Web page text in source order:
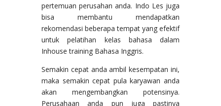
pertemuan perusahan anda. Indo Les juga
bisa membantu mendapatkan
rekomendasi beberapa tempat yang efektif
untuk pelatihan kelas bahasa dalam
Inhouse training Bahasa Inggris.
Semakin cepat anda ambil kesempatan ini,
maka semakin cepat pula karyawan anda
akan mengembangkan potensinya.
Perusahaan anda pun juga pastinya